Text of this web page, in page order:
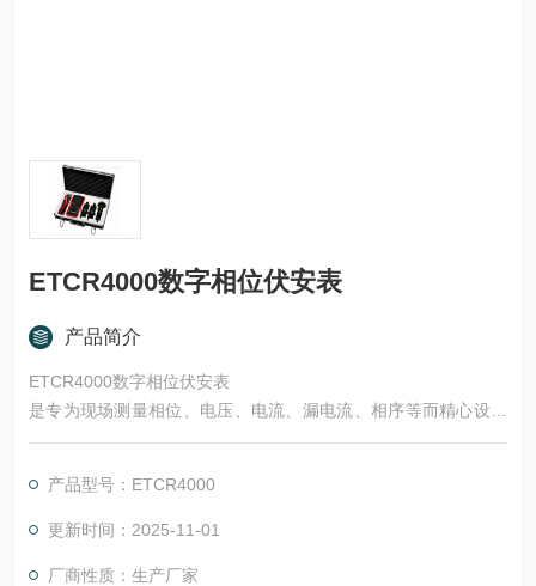
ETCR4000数字相位伏安表
产品简介
ETCR4000数字相位伏安表
是专为现场测量相位、电压、电流、漏电流、相序等而精心设计
制造的双通道、多功能、数字式、手持式测量仪器，，确保常年
量、通信、铁路、石油、化工、冶金、建筑、科研教学单位、工
矿企业等领域。
产品型号：ETCR4000
更新时间：2025-11-01
厂商性质：生产厂家